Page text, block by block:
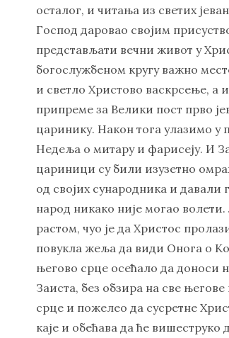
осталог, и читања из светих
Господ даровао својим
представљати вечни живот у
богослужбеном кругу важно
и светло Христово васкрсење, а
припреме за Велики пост прво
царинику. Након тога улазимо у
Недеља о митару и фарисеју. И
цариници су били изузетно
од својих сународника и давали
народ никако није могао волети.
растом, чуо је да Христос
повукла жеља да види Онога о
његово срце осећало да доноси
Заиста, без обзира на све његове
срце и пожелео да сусретне
каје и обећава да ће вишеструко